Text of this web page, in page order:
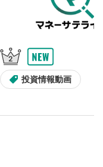
。
きます。
投資情報動画